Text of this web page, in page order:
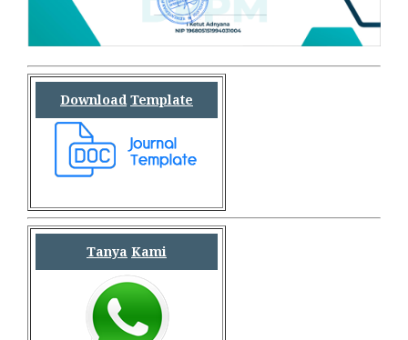
Download Template
Tanya Kami